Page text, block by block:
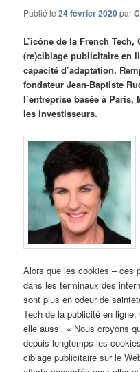
Publié le24 février 2020par
L’icône de la French
(re)ciblage publicitaire en
capacité d’adaptation.
fondateur Jean-Baptiste
l’entreprise basée à Paris,
les investisseurs.
Alors que les cookies – ces
dans les terminaux des
sont plus en odeur de
Tech de la publicité en ligne,
elle aussi. « Nous croyons
depuis longtemps les
ciblage publicitaire sur le